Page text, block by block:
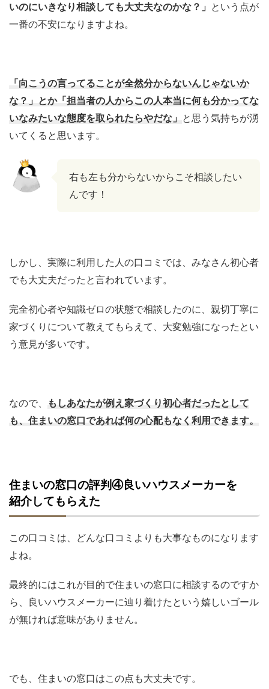
いのにいきなり相談しても大丈夫なのかな？」 という点が
一番の不安になりますよね。
「向こうの言ってることが全然分からないんじゃないか
な？」とか「担当者の人からこの人本当に何も分かってな
いなみたいな態度を取られたらやだな」 と思う気持ちが湧
いてくると思います。
右も左も分からないからこそ相談したい
んです！
しかし、実際に利用した人の口コミでは、みなさん初心者
でも大丈夫だったと言われています。
完全初心者や知識ゼロの状態で相談したのに、親切丁寧に
家づくりについて教えてもらえて、大変勉強になったとい
う意見が多いです。
なので、
もしあなたが例え家づくり初心者だったとして
も、住まいの窓口であれば何の心配もなく利用できます。
住まいの窓口の評判④良いハウスメーカーを
紹介してもらえた
この口コミは、どんな口コミよりも大事なものになります
よね。
最終的にはこれが目的で住まいの窓口に相談するのですか
ら、良いハウスメーカーに辿り着けたという嬉しいゴール
が無ければ意味がありません。
でも、住まいの窓口はこの点も大丈夫です。